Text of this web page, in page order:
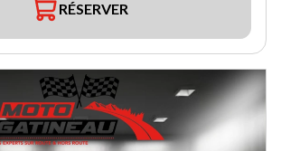
RÉSERVER